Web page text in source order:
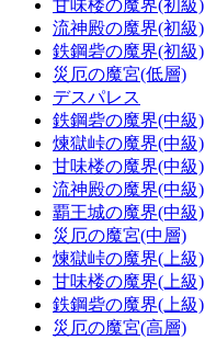
甘味楼の魔界(初級)
流神殿の魔界(初級)
鉄鋼砦の魔界(初級)
災厄の魔宮(低層)
デスパレス
鉄鋼砦の魔界(中級)
煉獄峠の魔界(中級)
甘味楼の魔界(中級)
流神殿の魔界(中級)
覇王城の魔界(中級)
災厄の魔宮(中層)
煉獄峠の魔界(上級)
甘味楼の魔界(上級)
鉄鋼砦の魔界(上級)
災厄の魔宮(高層)